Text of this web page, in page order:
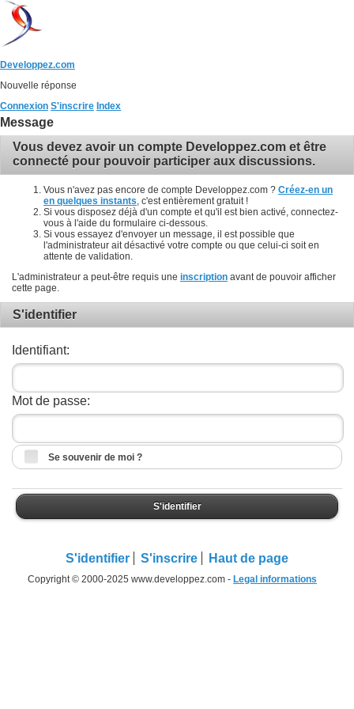
Developpez.com
Nouvelle réponse
Connexion S'inscrire Index
Message
Vous devez avoir un compte Developpez.com et être
connecté pour pouvoir participer aux discussions.
Vous n'avez pas encore de compte Developpez.com ? Créez-en un
en quelques instants , c'est entièrement gratuit !
Si vous disposez déjà d'un compte et qu'il est bien activé, connectez-
vous à l'aide du formulaire ci-dessous.
Si vous essayez d'envoyer un message, il est possible que
l'administrateur ait désactivé votre compte ou que celui-ci soit en
attente de validation.
L'administrateur a peut-être requis une inscription avant de pouvoir afficher
cette page.
S'identifier
Identifiant:
Mot de passe:
Se souvenir de moi ?
S'identifier
S'identifier S'inscrire Haut de page
Copyright © 2000-2025 www.developpez.com - Legal informations